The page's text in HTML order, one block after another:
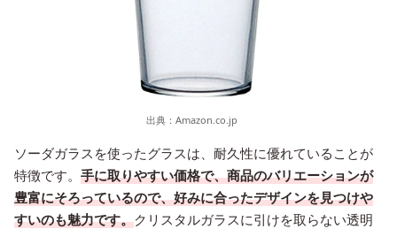
出典： Amazon.co.jp
ソーダガラスを使ったグラスは、耐久性に優れていることが
特徴です。 手に取りやすい価格で、商品のバリエーションが
豊富にそろっているので、好みに合ったデザインを見つけや
すいのも魅力です。クリスタルガラスに引けを取らない透明